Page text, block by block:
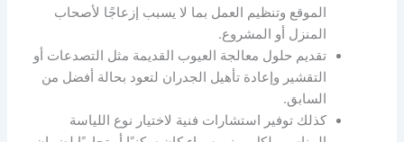
الموقع وتنظيم العمل بما لا يسبب إزعاجًا لأصحاب
المنزل أو المشروع.
تقديم حلول معالجة العيوب القديمة مثل التصدعات أو
التقشير وإعادة تأهيل الجدران لتعود بحالة أفضل من
السابق.
كذلك توفير استشارات فنية لاختيار نوع اللياسة